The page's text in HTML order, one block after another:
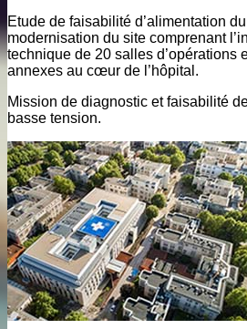
Etude de faisabilité d’alimentation
modernisation du site comprenant
technique de 20 salles d’opérations
annexes au cœur de l’hôpital.
Mission de diagnostic et faisabilité
basse tension.